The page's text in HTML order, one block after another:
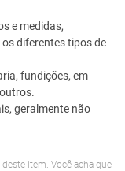
e medidas,
diferentes tipos de
fundições, em
geralmente não
item. Você acha que